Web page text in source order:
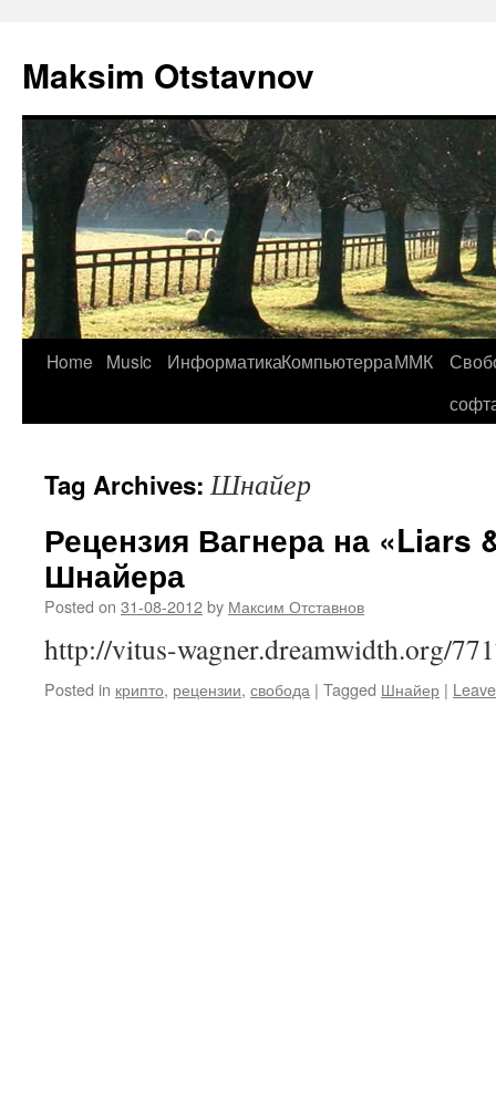
Maksim Otstavnov
Skip
Home Music ИнформатикаКомпьютерраММК
Tag Archives:Шнайер
Рецензия Вагнера на «Liars
Шнайера
Posted on 31-08-2012by Максим Отставнов
http://vitus-wagner.dreamwidth.org/
Posted in крипто, рецензии, свобода | Tagged Шнайер |